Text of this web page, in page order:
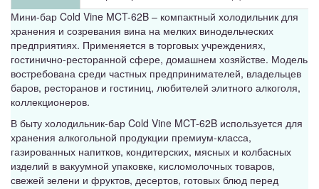
Мини-бар Cold Vine MCT-62B – компактный холодильник для
хранения и созревания вина на мелких винодельческих
предприятиях. Применяется в торговых учреждениях,
гостинично-ресторанной сфере, домашнем хозяйстве. Модель
востребована среди частных предпринимателей, владельцев
баров, ресторанов и гостиниц, любителей элитного алкоголя,
коллекционеров.
В быту холодильник-бар Cold Vine MCT-62B используется для
хранения алкогольной продукции премиум-класса,
газированных напитков, кондитерских, мясных и колбасных
изделий в вакуумной упаковке, кисломолочных товаров,
свежей зелени и фруктов, десертов, готовых блюд перед